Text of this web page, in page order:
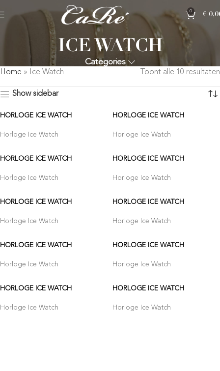
0
€
ICE WATCH
Categories
Home » Ice Watch Toont alle 10 resultaten
Show sidebar
HORLOGE ICE WATCH
Horloge Ice Watch
HORLOGE ICE WATCH
Horloge Ice Watch
HORLOGE ICE WATCH
Horloge Ice Watch
HORLOGE ICE WATCH
Horloge Ice Watch
HORLOGE ICE WATCH
Horloge Ice Watch
HORLOGE ICE WATCH
Horloge Ice Watch
HORLOGE ICE WATCH
Horloge Ice Watch
HORLOGE ICE WATCH
Horloge Ice Watch
HORLOGE ICE WATCH
Horloge Ice Watch
HORLOGE ICE WATCH
Horloge Ice Watch